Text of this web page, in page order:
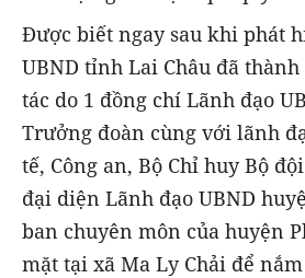
Được biết ngay sau khi phát
UBND tỉnh Lai Châu đã
tác do 1 đồng chí Lãnh đạo
Trưởng đoàn cùng với lãnh
tế, Công an, Bộ Chỉ huy Bộ
đại diện Lãnh đạo UBND
ban chuyên môn của huyện
mặt tại xã Ma Ly Chải để